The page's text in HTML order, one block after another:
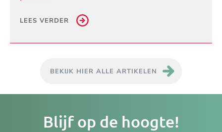
LEES VERDER
BEKIJK HIER ALLE ARTIKELEN
Blijf op de hoogte!